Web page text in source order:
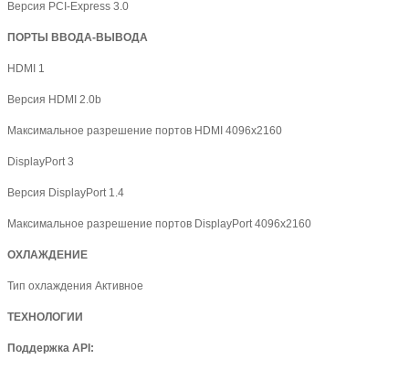
Версия PCI-Express 3.0
ПОРТЫ ВВОДА-ВЫВОДА
HDMI 1
Версия HDMI 2.0b
Максимальное разрешение портов HDMI 4096x2160
DisplayPort 3
Версия DisplayPort 1.4
Максимальное разрешение портов DisplayPort 4096х2160
ОХЛАЖДЕНИЕ
Тип охлаждения Активное
ТЕХНОЛОГИИ
Поддержка API: